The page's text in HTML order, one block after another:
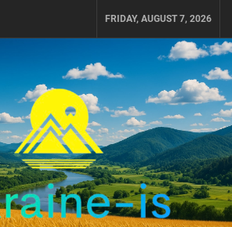
FRIDAY, AUGUST 7, 2026